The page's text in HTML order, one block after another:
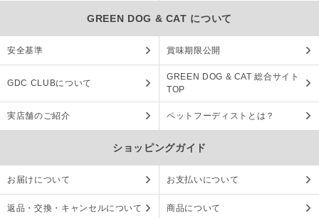
GREEN DOG & CAT について
安全基準 賞味期限公開
GDC CLUBについて
GREEN DOG & CAT 総合サイト
TOP
実店舗のご紹介 ペットフーディストとは？
ショッピングガイド
お届けについて お支払いについて
返品・交換・キャンセルについて 商品について